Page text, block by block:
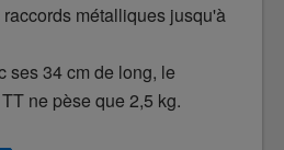
métalliques jusqu'à
ses 34 cm de long, le
ne pèse que 2,5 kg.